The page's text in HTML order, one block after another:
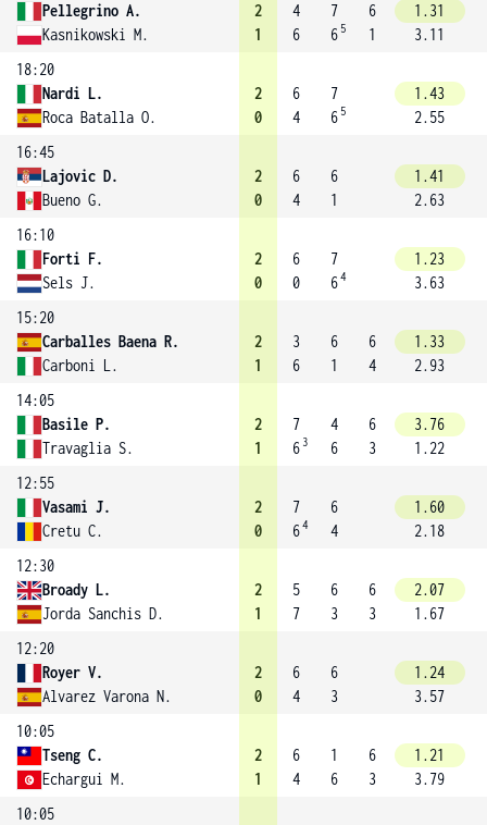
Pellegrino A.
Kasnikowski M.
2
1
4
6
7
6 5
6
1
1.31
3.11
18:20
Nardi L.
Roca Batalla O.
2
0
6
4
7
6 5
1.43
2.55
16:45
Lajovic D.
Bueno G.
2
0
6
4
6
1
1.41
2.63
16:10
Forti F.
Sels J.
2
0
6
0
7
64
1.23
3.63
15:20
Carballes Baena R.
Carboni L.
2
1
3
6
6
1
6
4
1.33
2.93
14:05
Basile P.
Travaglia S.
2
1
7
6 3
4
6
6
3
3.76
1.22
12:55
Vasami J.
Cretu C.
2
0
7
64
6
4
1.60
2.18
12:30
Broady L.
Jorda Sanchis D.
2
1
5
7
6
3
6
3
2.07
1.67
12:20
Royer V.
Alvarez Varona N.
2
0
6
4
6
3
1.24
3.57
10:05
Tseng C.
Echargui M.
2
1
6
4
1
6
6
3
1.21
3.79
10:05